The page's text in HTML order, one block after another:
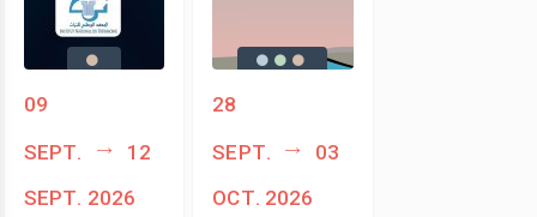
09
sept.
12
sept. 2026
28
sept.
03
oct. 2026